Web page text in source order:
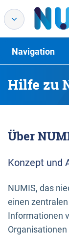
Hilfe zu
Navigation
Über
Konzept und
NUMIS, das
einen
Informationen